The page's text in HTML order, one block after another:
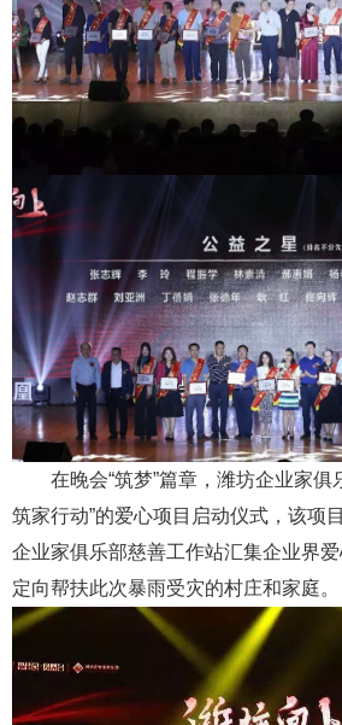
在晚会“筑梦”篇章，潍坊企业家俱
筑家行动”的爱心项目启动仪式，该项
企业家俱乐部慈善工作站汇集企业界爱
定向帮扶此次暴雨受灾的村庄和家庭。